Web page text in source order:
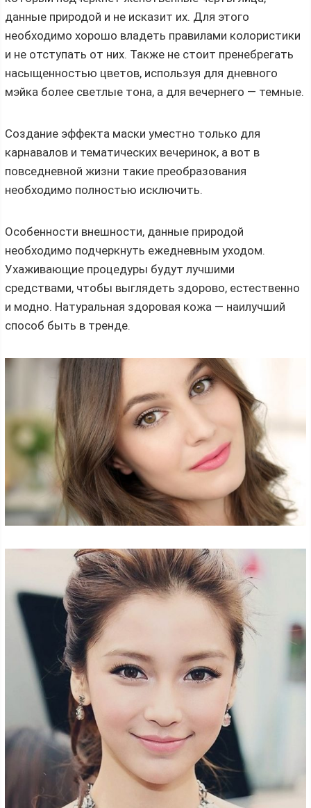
данные природой и не исказит их. Для этого
необходимо хорошо владеть правилами колористики
и не отступать от них. Также не стоит пренебрегать
насыщенностью цветов, используя для дневного
мэйка более светлые тона, а для вечернего — темные.
Создание эффекта маски уместно только для
карнавалов и тематических вечеринок, а вот в
повседневной жизни такие преобразования
необходимо полностью исключить.
Особенности внешности, данные природой
необходимо подчеркнуть ежедневным уходом.
Ухаживающие процедуры будут лучшими
средствами, чтобы выглядеть здорово, естественно
и модно. Натуральная здоровая кожа — наилучший
способ быть в тренде.